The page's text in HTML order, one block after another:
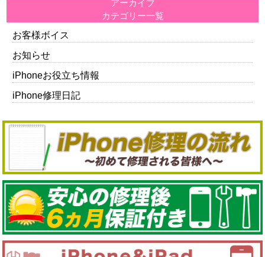
アーカイブ
カテゴリー一覧
お客様ボイス
お知らせ
iPhoneお役立ち情報
iPhone修理日記